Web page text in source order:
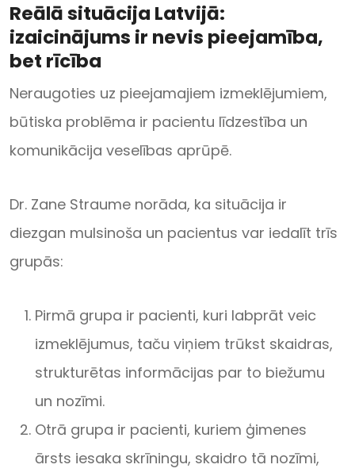
Reālā situācija Latvijā:
izaicinājums ir nevis pieejamība,
bet rīcība
Neraugoties uz pieejamajiem izmeklējumiem,
būtiska problēma ir pacientu līdzestība un
komunikācija veselības aprūpē.
Dr. Zane Straume norāda, ka situācija ir
diezgan mulsinoša un pacientus var iedalīt trīs
grupās:
Pirmā grupa ir pacienti, kuri labprāt veic
izmeklējumus, taču viņiem trūkst skaidras,
strukturētas informācijas par to biežumu
un nozīmi.
Otrā grupa ir pacienti, kuriem ģimenes
ārsts iesaka skrīningu, skaidro tā nozīmi,